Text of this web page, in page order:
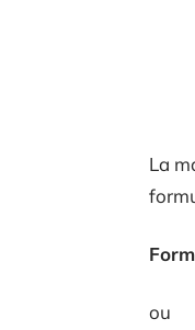
La
ou